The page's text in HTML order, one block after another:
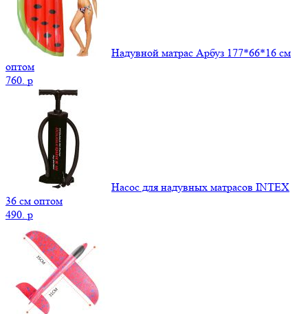
Надувной матрас Арбуз 177*66*16 см
оптом
760. p
Насос для надувных матрасов INTEX
36 см оптом
490. p